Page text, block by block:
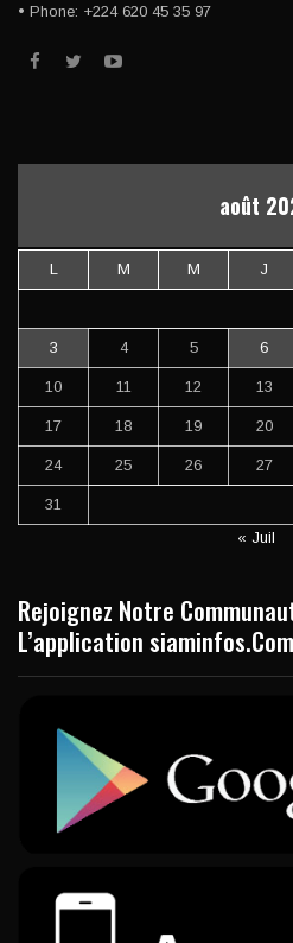
• Phone: +224 620 45 35 97
août
L M M J
3 4 5 6
10 11 12 13
17 18 19 20
24 25 26 27
31
« Juil
Rejoignez Notre
L’application